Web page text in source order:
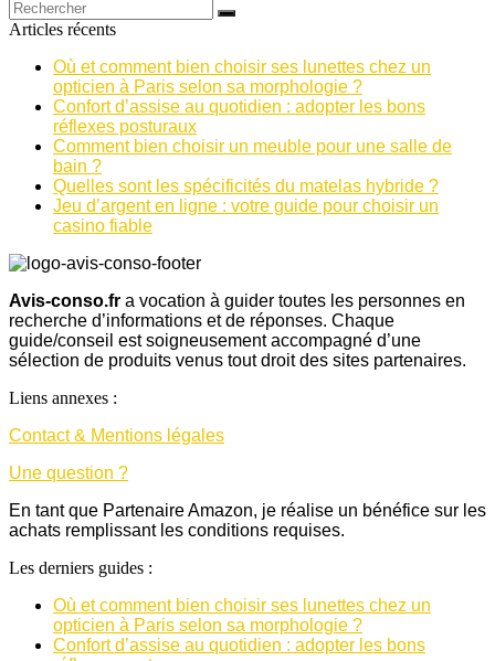
Articles récents
Où et comment bien choisir ses lunettes chez un
opticien à Paris selon sa morphologie ?
Confort d’assise au quotidien : adopter les bons
réflexes posturaux
Comment bien choisir un meuble pour une salle de
bain ?
Quelles sont les spécificités du matelas hybride ?
Jeu d’argent en ligne : votre guide pour choisir un
casino fiable
Avis-conso.fr a vocation à guider toutes les personnes en
recherche d’informations et de réponses. Chaque
guide/conseil est soigneusement accompagné d’une
sélection de produits venus tout droit des sites partenaires.
Liens annexes :
Contact & Mentions légales
Une question ?
En tant que Partenaire Amazon, je réalise un bénéfice sur les
achats remplissant les conditions requises.
Les derniers guides :
Où et comment bien choisir ses lunettes chez un
opticien à Paris selon sa morphologie ?
Confort d’assise au quotidien : adopter les bons